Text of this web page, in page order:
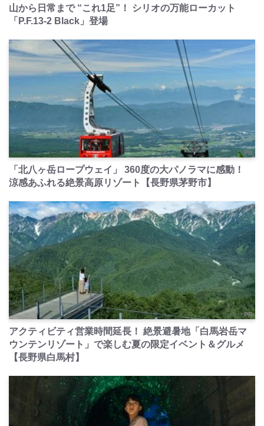
山から日常まで “これ1足”！ シリオの万能ローカット
「P.F.13-2 Black」登場
PR
「北八ヶ岳ロープウェイ」 360度の大パノラマに感動！
涼感あふれる絶景高原リゾート【長野県茅野市】
PR
アクティビティ営業時間延長！ 絶景避暑地「白馬岩岳マ
ウンテンリゾート」で楽しむ夏の限定イベント＆グルメ
【長野県白馬村】